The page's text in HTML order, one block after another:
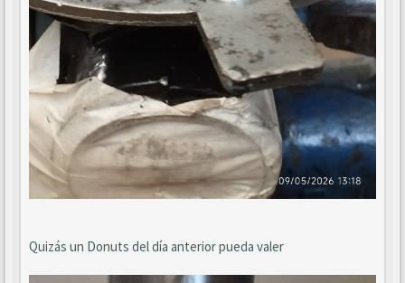
Quizás un Donuts del día anterior pueda valer